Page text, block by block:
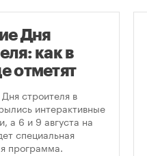
Дня
как в
отметят
дату
строителя в
интерактивные
а 6 и 9 августа на
специальная
программа.